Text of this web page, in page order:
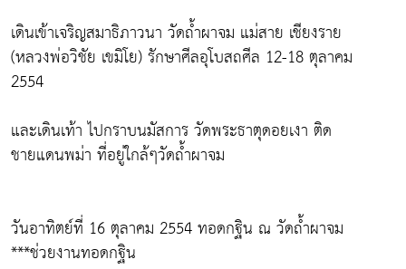
เดินเข้าเจริญสมาธิภาวนา วัดถ้ำผาจม แม่สาย เชียงราย
(หลวงพ่อวิชัย เขมิโย) รักษาศีลอุโบสถศีล 12-18 ตุลาคม
2554
และเดินเท้า ไปกราบนมัสการ วัดพระธาตุดอยเงา ติด
ชายแดนพม่า ที่อยู่ใกล้ๆวัดถ้ำผาจม
วันอาทิตย์ที่ 16 ตุลาคม 2554 ทอดกฐิน ณ วัดถ้ำผาจม
***ช่วยงานทอดกฐิน